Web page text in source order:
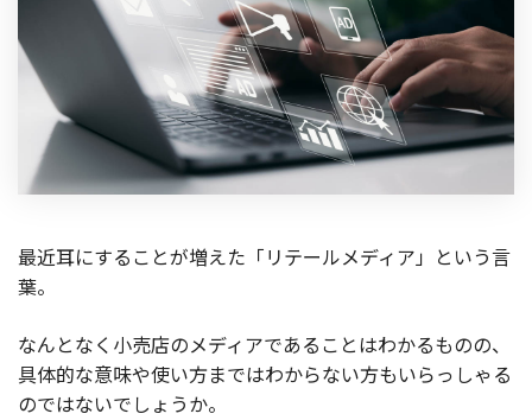
ショッピングモール型 EC
マルチテナント、マルチブランドなど
通販受注対応
ECと通販の連動を可能に
EC運用支援
継続的に結果を出し続けるECサイトへ
ライセンス契約
補助金活用支援
最近耳にすることが増えた「リテールメディア」という言
葉。
なんとなく小売店のメディアであることはわかるものの、
具体的な意味や使い方まではわからない方もいらっしゃる
のではないでしょうか。